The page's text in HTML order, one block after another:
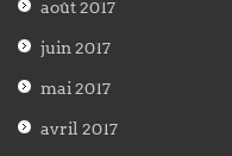
août 2017
juin 2017
mai 2017
avril 2017